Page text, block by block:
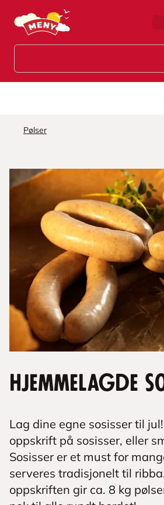
Hopp til hovedinnhold
Pølser
Hjemmelagde
Lag dine egne sosisser til
oppskrift på sosisser, eller
Sosisser er et must for
serveres tradisjonelt til
oppskriften gir ca. 8 kg